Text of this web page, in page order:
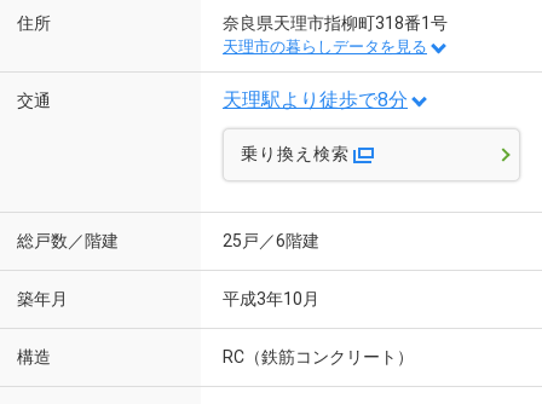
住所 奈良県天理市指柳町318番1号
天理市の暮らしデータを見る
交通 天理駅より徒歩で8分
乗り換え検索
総戸数／階建 25戸／6階建
築年月 平成3年10月
構造 RC（鉄筋コンクリート）